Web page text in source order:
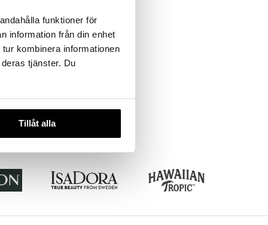
funktioner för
information från din enhet
kombinera informationen
tjänster. Du
Tillåt alla